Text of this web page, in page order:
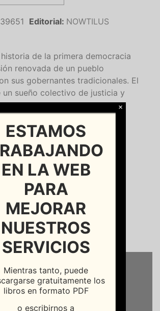
Editorial: NOWTILUS
de la primera democracia
renovada de un pueblo
sus gobernantes tradicionales. El
sueño colectivo de justicia y
FERNANDEZ, Luis E.
318
ESTAMOS
EN LA WEB
PARA
MEJORAR
NUESTROS
SERVICIOS
Mientras tanto, puede
gratuitamente los
libros en formato PDF
o escribirnos a
×